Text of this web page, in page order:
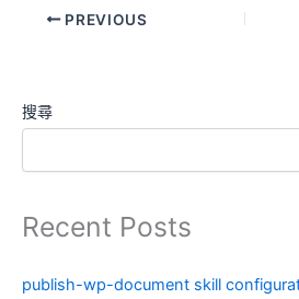
PREVIOUS
搜尋
Recent Posts
publish-wp-document skill